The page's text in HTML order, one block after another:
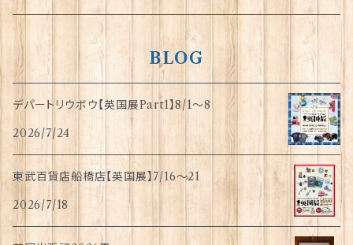
BLOG
デパートリウボウ【英国展Part1】8/1〜8
2026/7/24
東武百貨店船橋店【英国展】7/16～21
2026/7/18